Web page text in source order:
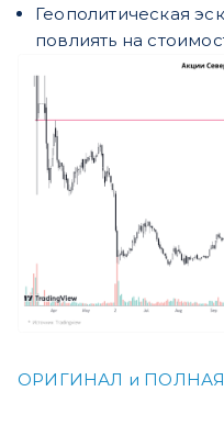
Геополитическая
повлиять на
ОРИГИНАЛ и